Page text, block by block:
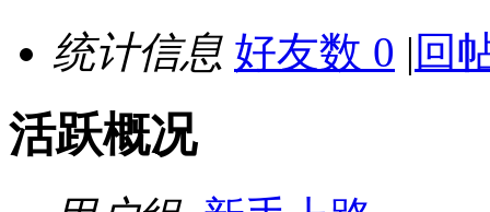
统计信息 好友数 0 | 回
活跃概况